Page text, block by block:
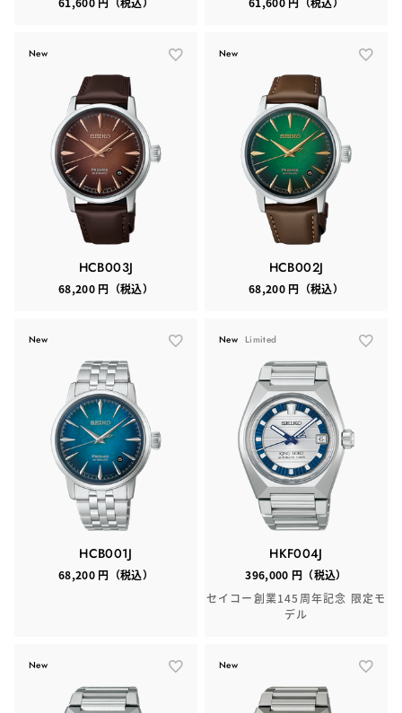
New
HCB003J
68,200 円（税込）
New
HCB002J
68,200 円（税込）
New
HCB001J
68,200 円（税込）
New Limited
HKF004J
396,000 円（税込）
セイコー創業145周年記念 限定モ
デル
New New